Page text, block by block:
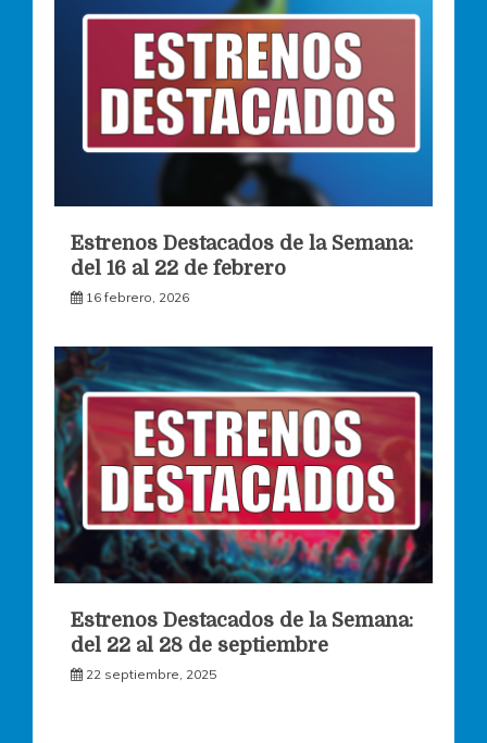
Estrenos Destacados de la Semana:
del 16 al 22 de febrero
16 febrero, 2026
Estrenos Destacados de la Semana:
del 22 al 28 de septiembre
22 septiembre, 2025